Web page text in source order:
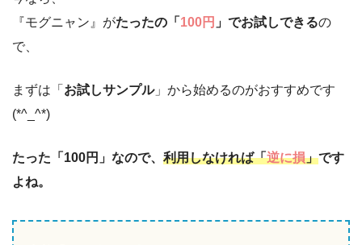
『モグニャン』がたったの「 100円 」でお試しできるの
で、
まずは「 お試しサンプル」から始めるのがおすすめです
(*^_^*)
たった「100円」なので、 利用しなければ「逆に損」です
よね。